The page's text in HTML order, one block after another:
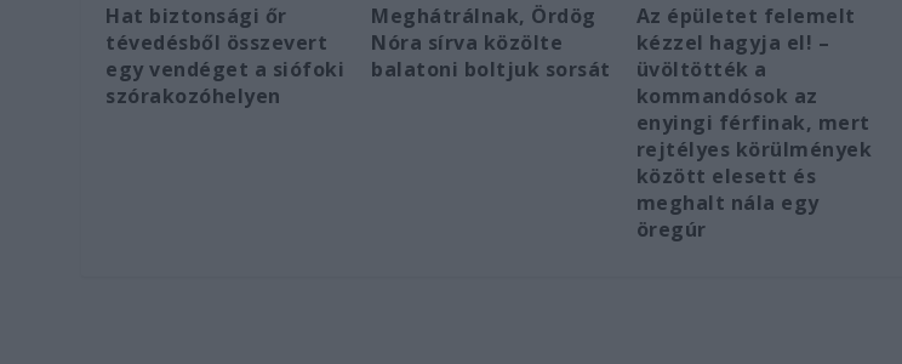
Hat biztonsági őr
tévedésből összevert
egy vendéget a siófoki
szórakozóhelyen
Meghátrálnak, Ördög
Nóra sírva közölte
balatoni boltjuk sorsát
Az épületet felemelt
kézzel hagyja el! –
üvöltötték a
kommandósok az
enyingi férfinak, mert
rejtélyes körülmények
között elesett és
meghalt nála egy
öregúr